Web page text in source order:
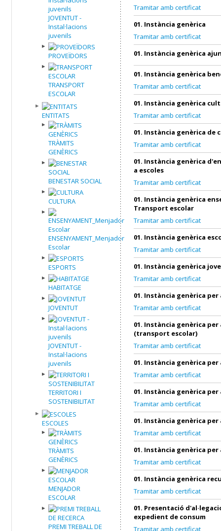
JOVENTUT -
Instal·lacions
juvenils
PROVEÏDORS
TRANSPORT
ESCOLAR
ENTITATS
TRÀMITS
GENÈRICS
BENESTAR SOCIAL
CULTURA
ENSENYAMENT_Menjador
Escolar
ESPORTS
HABITATGE
JOVENTUT
JOVENTUT -
Instal·lacions
juvenils
TERRITORI I
SOSTENIBILITAT
ESCOLES
TRÀMITS
GENÈRICS
MENJADOR
ESCOLAR
PREMI TREBALL DE
Tramitar amb certificat
01. Instància genèrica
Tramitar amb certificat
01. Instància genèrica
01. Instància genèrica
Tramitar amb certificat
01. Instància genèrica
Tramitar amb certificat
01. Instància genèrica de
Tramitar amb certificat
01. Instància genèrica
a escoles
Tramitar amb certificat
01. Instància genèrica
Transport escolar
Tramitar amb certificat
01. Instància genèrica
Tramitar amb certificat
01. Instància genèrica
Tramitar amb certificat
01. Instància genèrica per
Tramitar amb certificat
01. Instància genèrica per
(transport escolar)
Tramitar amb certificat
01. Instància genèrica
Tramitar amb certificat
01. Instància genèrica
Tramitar amb certificat
01. Instància genèrica
Tramitar amb certificat
01. Instància genèrica
Tramitar amb certificat
01. Instància genèrica
Tramitar amb certificat
01. Presentació
expedient de consum
Tramitar amb certificat